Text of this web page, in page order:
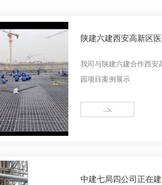
陕建六建西安高新区
我司与陕建六建合作西安
园项目案例展示
MORE
中建七局四公司正在